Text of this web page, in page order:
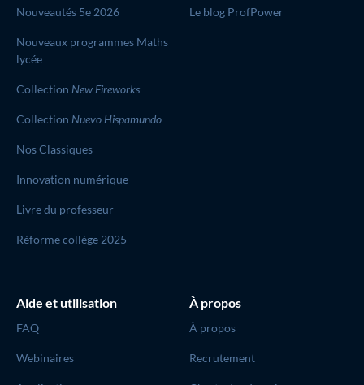
Nouveautés 5e 2026
Nouveaux programmes Maths
lycée
Collection New Fireworks
Collection Nuevo Hispamundo
Nos Classiques
Innovation numérique
Livre du professeur
Réforme collège 2025
Le blog ProfPower
Aide et utilisation
FAQ
Webinaires
À propos
À propos
Recrutement